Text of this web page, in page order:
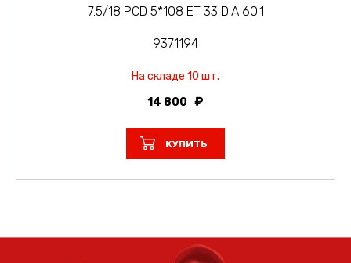
7.5/18 PCD 5*108 ET 33 DIA 60.1
9371194
На складе 10 шт.
14 800
КУПИТЬ